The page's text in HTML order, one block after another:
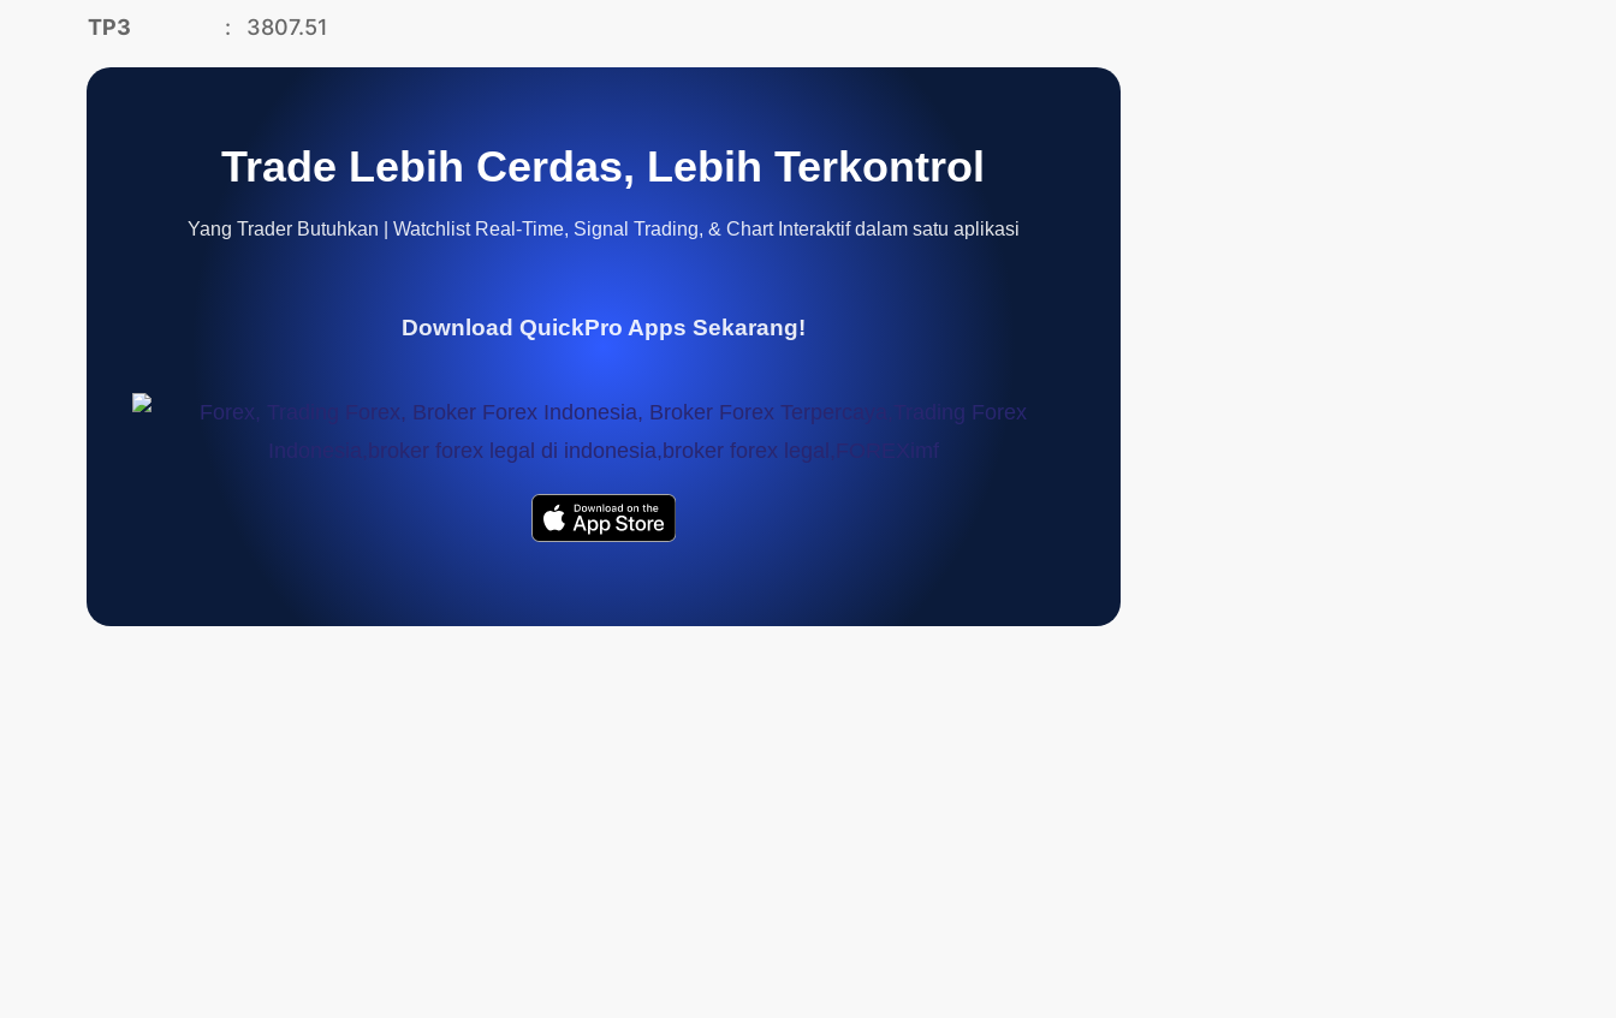
TP3
: 3807.51
Trade Lebih Cerdas, Lebih Terkontrol
Yang Trader Butuhkan | Watchlist Real-Time, Signal Trading, & Chart Interaktif dalam satu aplikasi
Download QuickPro Apps Sekarang!